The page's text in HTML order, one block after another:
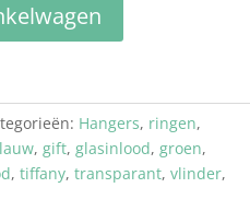
Hangers, ringen,
, gift, glasinlood, groen,
, tiffany, transparant, vlinder,